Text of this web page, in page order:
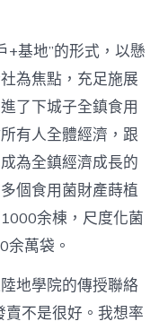
+基地”的形式，以懸
為焦點，充足施展
了下城子全鎮食用
有人全體經濟，跟
為全鎮經濟成長的
個食用菌財產蒔植
余棟，尺度化菌
萬袋。
地學院的傳授聯絡
賣不是很好。我想率